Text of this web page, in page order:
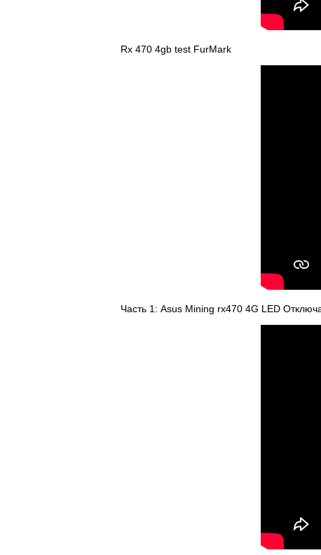
Rx 470 4gb test FurMark
Часть 1: Asus Mining rx470 4G LED